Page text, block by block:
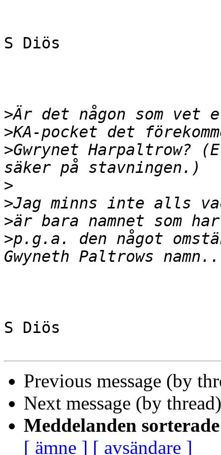
S Diös
>
>
>Gwrynet
>
>
>
>p.g.a. den något
S Diös
Previous message (by
Next message (by
Meddelanden
[ ämne ] [ avsändare ]